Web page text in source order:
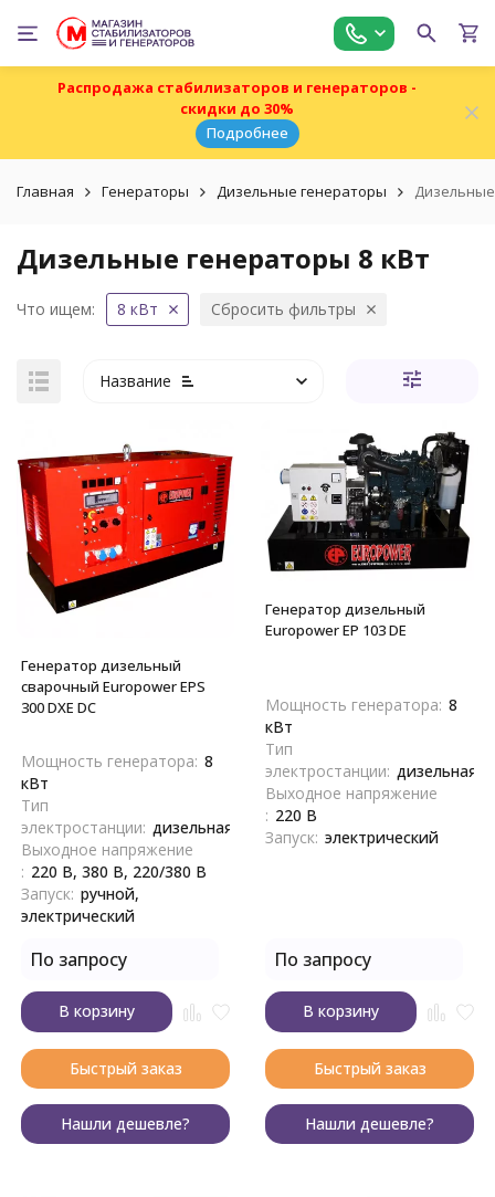
Распродажа стабилизаторов и генераторов -
скидки до 30%
Подробнее
Главная Генераторы Дизельные генераторы
Дизельные генераторы 8 кВт
Что ищем: 8 кВт Сбросить фильтры
Название
Генератор дизельный
сварочный Europower EPS
300 DXE DC
Мощность генератора: 8
кВт
Тип
электростанции: дизельная
Выходное напряжение
: 220 В, 380 В, 220/380 В
Запуск: ручной,
электрический
По запросу
В корзину
Быстрый заказ
Нашли дешевле?
Генератор дизельный
Europower EP 103 DE
Мощность генератора: 8
кВт
Тип
электростанции: дизельная
Выходное напряжение
: 220 В
Запуск: электрический
По запросу
В корзину
Быстрый заказ
Нашли дешевле?